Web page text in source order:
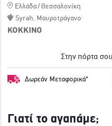
Ελλάδα/Θεσσαλονίκη
Syrah Μαυροτράγανο
ΚΟΚΚΙΝΟ
Στην πόρτα
Δωρεάν Μεταφορικά*
Γιατί το αγαπάμε;